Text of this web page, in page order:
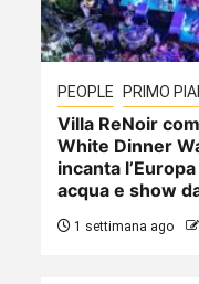
PEOPLE PRIMO
Villa ReNoir
White Dinner
incanta
acqua e show
1 settimana ago